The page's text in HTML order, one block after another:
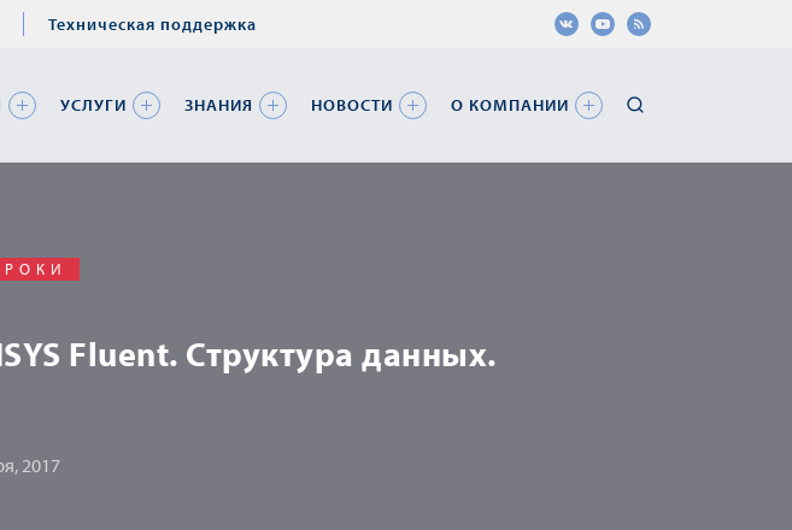
Техническая поддержка
УСЛУГИ ЗНАНИЯ НОВОСТИ О КОМПАНИИ
Fluent. Структура данных.
2017